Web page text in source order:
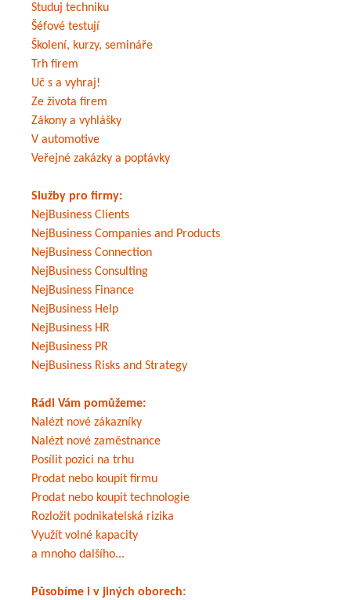
Studuj techniku
Šéfové testují
Školení, kurzy, semináře
Trh firem
Uč s a vyhraj!
Ze života firem
Zákony a vyhlášky
V automotive
Veřejné zakázky a poptávky
Služby pro firmy:
NejBusiness Clients
NejBusiness Companies and Products
NejBusiness Connection
NejBusiness Consulting
NejBusiness Finance
NejBusiness Help
NejBusiness HR
NejBusiness PR
NejBusiness Risks and Strategy
Rádi Vám pomůžeme:
Nalézt nové zákazníky
Nalézt nové zaměstnance
Posílit pozici na trhu
Prodat nebo koupit firmu
Prodat nebo koupit technologie
Rozložit podnikatelská rizika
Využít volné kapacity
a mnoho dalšího...
Působíme i v jiných oborech: